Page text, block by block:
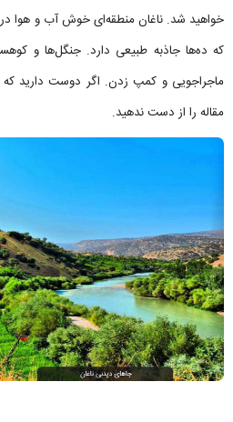
خواهید شد. ناغان منطقه‌ای خوش آب و هوا
که ده‌ها جاذبه طبیعی دارد. جنگل‌ها و
ماجراجویی و کمپ زدن. اگر دوست دارید که
مقاله را از دست ندهید.